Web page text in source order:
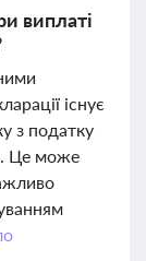
виплаті
існує
з податку
Це може